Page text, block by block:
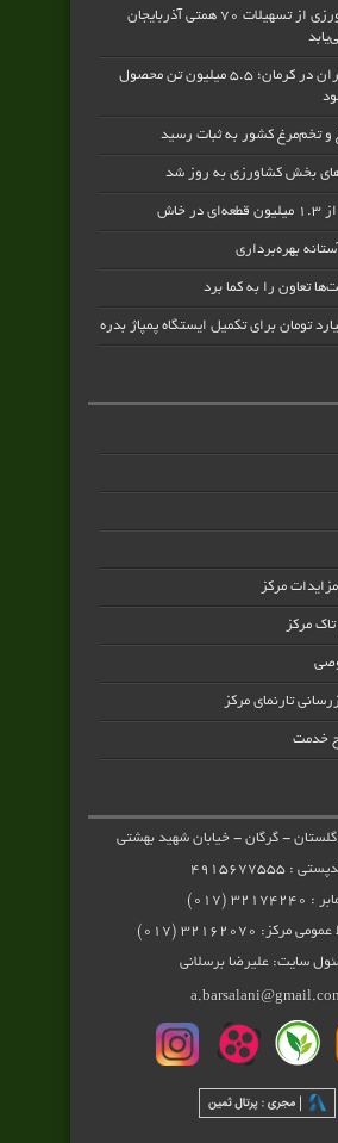
روحی: سهم کشاورزی از تسهیلات ۷۰ همتی آذربایجان
قطب گلخانه‌ای ایران در کرمان؛ ۵.۵ میلیون تن محصول
و تخم‌مرغ کشور به ثبات رسید
بخش کشاورزی به‌ روز شد
بهره‌برداری
تعاون را به کما برد
مرکز
مرکز
تارنمای مرکز
خدمت
- گرگان - خیابان شهید بهشتی
: ۴۹۱۵۶۷۷۵۵۵
۳۲۱۷۴۲۴۰ (۰۱۷)
مرکز: ۳۲۱۶۲۰۷۰ (۰۱۷)
سایت: علیرضا برسلانی